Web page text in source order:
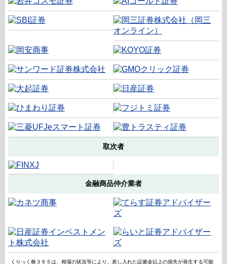
取次者
金融商品仲介業者
くりっく株３６５は、相場の状況等により、差し入れた証拠金以上の損失が発生する可能